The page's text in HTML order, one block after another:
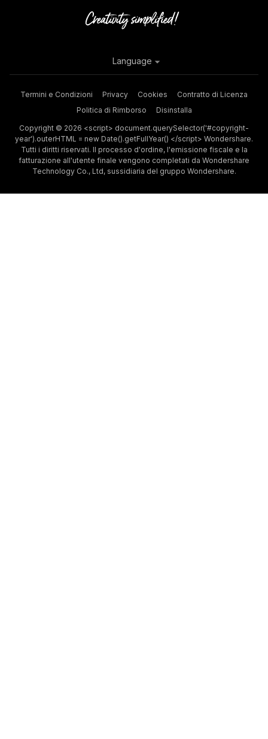
Termini e Condizioni Privacy Cookies
Contratto di Licenza
Politica di Rimborso
Disinstalla
Copyright © 2026 <script> document.querySelector('#copyright-
year').outerHTML = new Date().getFullYear() </script> Wondershare.
Tutti i diritti riservati. Il processo d'ordine, l'emissione fiscale e la
fatturazione all'utente finale vengono completati da Wondershare
Technology Co., Ltd, sussidiaria del gruppo Wondershare.
Language